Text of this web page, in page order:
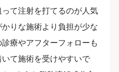
て注射を打てるのが人気
りな施術より負担が少な
療やアフターフォローも
て施術を受けやすいで